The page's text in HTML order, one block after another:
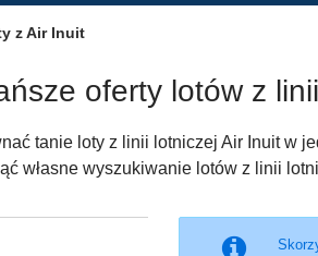
z Air Inuit
oferty lotów z
tanie loty z linii lotniczej Air Inuit w
własne wyszukiwanie lotów z linii